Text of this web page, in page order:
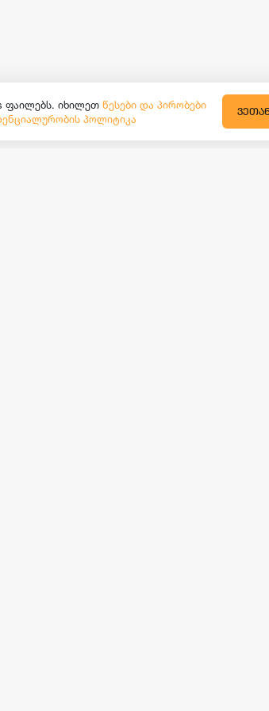
ფაილებს. იხილეთ წესები და პირობები
პოლიტიკა